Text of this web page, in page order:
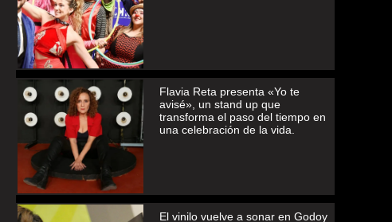
Flavia Reta presenta «Yo te
avisé», un stand up que
transforma el paso del tiempo en
una celebración de la vida.
El vinilo vuelve a sonar en Godoy